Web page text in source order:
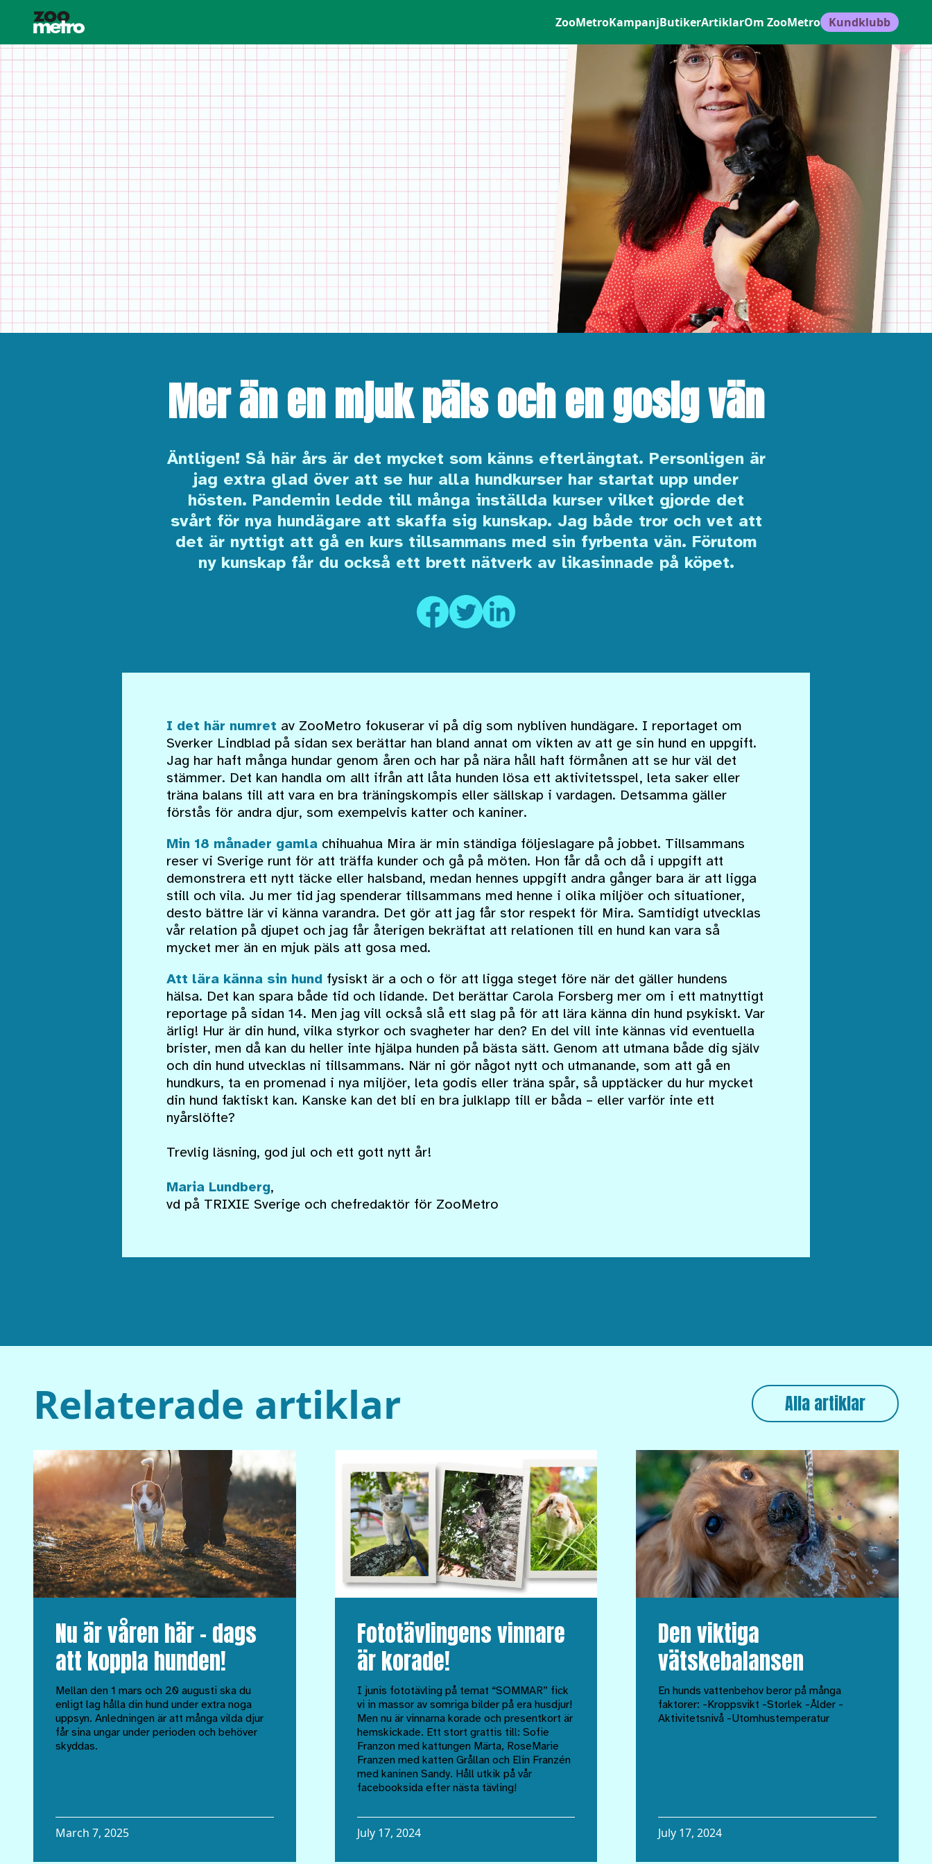
ZooMetroKampanjButikerArtiklarOm ZooMetro Kundklubb
Mer än en mjuk päls och en gosig vän
Äntligen! Så här års är det mycket som känns efterlängtat. Personligen är
jag extra glad över att se hur alla hundkurser har startat upp under
hösten. Pandemin ledde till många inställda kurser vilket gjorde det
svårt för nya hundägare att skaffa sig kunskap. Jag både tror och vet att
det är nyttigt att gå en kurs tillsammans med sin fyrbenta vän. Förutom
ny kunskap får du också ett brett nätverk av likasinnade på köpet.
I det här numret av ZooMetro fokuserar vi på dig som nybliven hundägare. I reportaget om
Sverker Lindblad på sidan sex berättar han bland annat om vikten av att ge sin hund en uppgift.
Jag har haft många hundar genom åren och har på nära håll haft förmånen att se hur väl det
stämmer. Det kan handla om allt ifrån att låta hunden lösa ett aktivitetsspel, leta saker eller
träna balans till att vara en bra träningskompis eller sällskap i vardagen. Detsamma gäller
förstås för andra djur, som exempelvis katter och kaniner.
Min 18 månader gamla chihuahua Mira är min ständiga följeslagare på jobbet. Tillsammans
reser vi Sverige runt för att träffa kunder och gå på möten. Hon får då och då i uppgift att
demonstrera ett nytt täcke eller halsband, medan hennes uppgift andra gånger bara är att ligga
still och vila. Ju mer tid jag spenderar tillsammans med henne i olika miljöer och situationer,
desto bättre lär vi känna varandra. Det gör att jag får stor respekt för Mira. Samtidigt utvecklas
vår relation på djupet och jag får återigen bekräftat att relationen till en hund kan vara så
mycket mer än en mjuk päls att gosa med.
Att lära känna sin hund fysiskt är a och o för att ligga steget före när det gäller hundens
hälsa. Det kan spara både tid och lidande. Det berättar Carola Forsberg mer om i ett matnyttigt
reportage på sidan 14. Men jag vill också slå ett slag på för att lära känna din hund psykiskt. Var
ärlig! Hur är din hund, vilka styrkor och svagheter har den? En del vill inte kännas vid eventuella
brister, men då kan du heller inte hjälpa hunden på bästa sätt. Genom att utmana både dig själv
och din hund utvecklas ni tillsammans. När ni gör något nytt och utmanande, som att gå en
hundkurs, ta en promenad i nya miljöer, leta godis eller träna spår, så upptäcker du hur mycket
din hund faktiskt kan. Kanske kan det bli en bra julklapp till er båda – eller varför inte ett
nyårslöfte?
Trevlig läsning, god jul och ett gott nytt år!
Maria Lundberg,
vd på TRIXIE Sverige och chefredaktör för ZooMetro
Relaterade artiklar Alla artiklar
Nu är våren här – dags
att koppla hunden!
Mellan den 1 mars och 20 augusti ska du
enligt lag hålla din hund under extra noga
uppsyn. Anledningen är att många vilda djur
får sina ungar under perioden och behöver
skyddas.
March 7, 2025
Fototävlingens vinnare
är korade!
I junis fototävling på temat “SOMMAR” fick
vi in massor av somriga bilder på era husdjur!
Men nu är vinnarna korade och presentkort är
hemskickade. Ett stort grattis till: Sofie
Franzon med kattungen Märta, RoseMarie
Franzen med katten Grållan och Elin Franzén
med kaninen Sandy. Håll utkik på vår
facebooksida efter nästa tävling!
July 17, 2024
Den viktiga
vätskebalansen
En hunds vattenbehov beror på många
faktorer: -Kroppsvikt -Storlek -Ålder -
Aktivitetsnivå -Utomhustemperatur
July 17, 2024